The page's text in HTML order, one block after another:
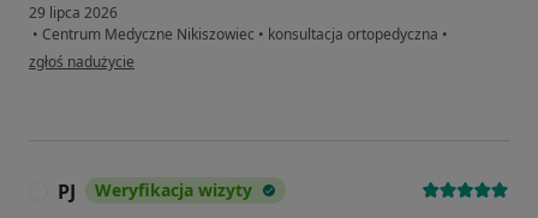
29 lipca 2026
• Centrum Medyczne Nikiszowiec • konsultacja ortopedyczna •
w opinii użytkownika Bolesław Kubik
zgłoś nadużycie
PJ Weryfikacja wizyty